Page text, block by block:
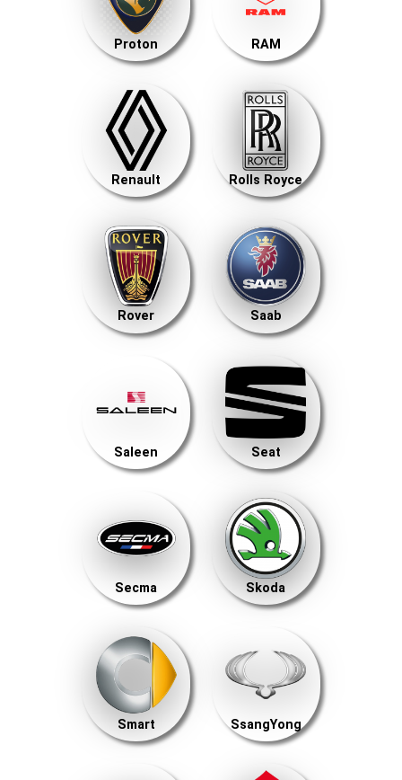
Proton RAM
Renault Rolls Royce
Rover Saab
Saleen Seat
Secma Skoda
Smart SsangYong